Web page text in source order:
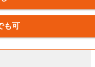
も可